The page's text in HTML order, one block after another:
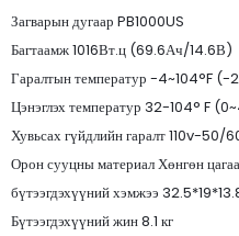
Загварын дугаар PB1000US
Багтаамж 1016Вт.ц (69.6Ач/14.6В)
Гаралтын температур -4~104°F
Цэнэглэх температур 32-104° F
Хувьсах гүйдлийн гаралт 110v-50/
Орон сууцны материал Хөнгөн
бүтээгдэхүүний хэмжээ
Бүтээгдэхүүний жин 8.1 кг